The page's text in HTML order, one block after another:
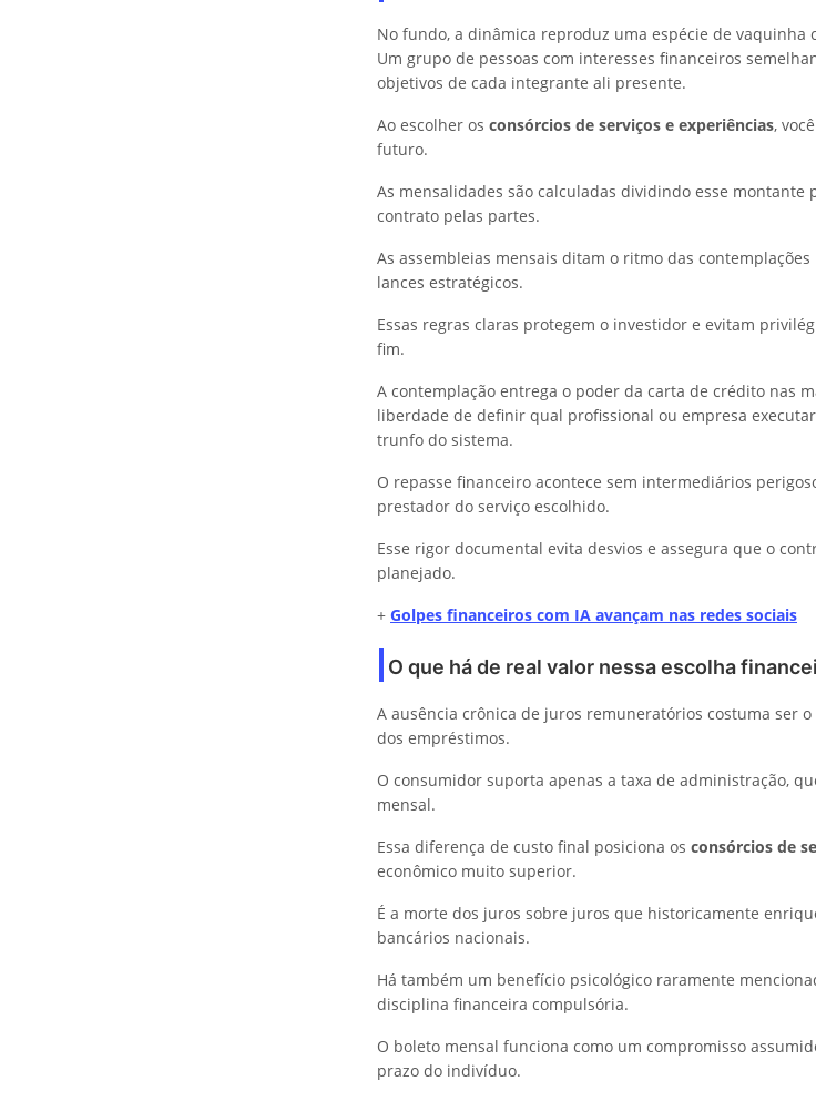
No fundo, a dinâmica reproduz uma espécie de
Um grupo de pessoas com interesses financeiros
objetivos de cada integrante ali presente.
Ao escolher os consórcios de serviços e experiências,
futuro.
As mensalidades são calculadas dividindo esse
contrato pelas partes.
As assembleias mensais ditam o ritmo das
lances estratégicos.
Essas regras claras protegem o investidor e evitam
fim.
A contemplação entrega o poder da carta de crédito nas
liberdade de definir qual profissional ou empresa
trunfo do sistema.
O repasse financeiro acontece sem intermediários
prestador do serviço escolhido.
Esse rigor documental evita desvios e assegura que o
planejado.
+ Golpes financeiros com IA avançam nas redes sociais
O que há de real valor nessa escolha
A ausência crônica de juros remuneratórios costuma ser
dos empréstimos.
O consumidor suporta apenas a taxa de administração,
mensal.
Essa diferença de custo final posiciona os consórcios de
econômico muito superior.
É a morte dos juros sobre juros que historicamente
bancários nacionais.
Há também um benefício psicológico raramente
disciplina financeira compulsória.
O boleto mensal funciona como um compromisso
prazo do indivíduo.